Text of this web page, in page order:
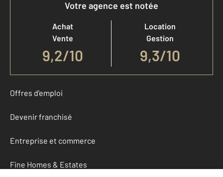
Votre agence est notée
Achat
Vente
9,2/10
Location
Gestion
9,3/10
Offres d'emploi
Devenir franchisé
Entreprise et commerce
Fine Homes & Estates